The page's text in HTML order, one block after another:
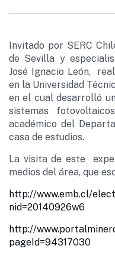
Invitado por SERC
de Sevilla y
José Ignacio León,
en la Universidad
en el cual desarrolló
sistemas
académico del
casa de estudios.
La visita de este
medios del área, que
http://www.emb.cl/
nid=20140926w6
http://
pageId=94317030